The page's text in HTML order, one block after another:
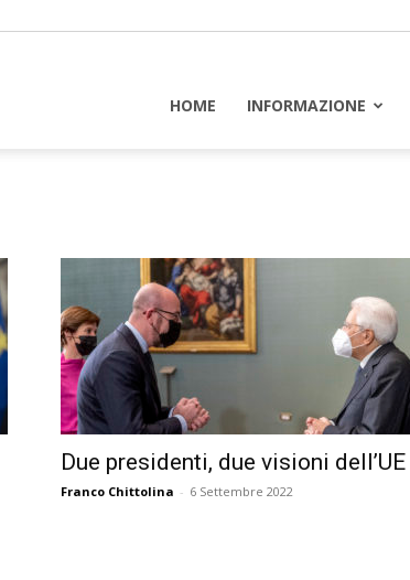
HOME INFORMAZIONE
Due presidenti, due visioni dell’UE
Franco Chittolina - 6 Settembre 2022